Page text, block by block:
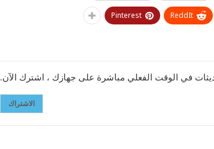
ReddIt
Pinterest
في الوقت الفعلي مباشرة على جهازك ، اشترك الآن.
الاشتراك